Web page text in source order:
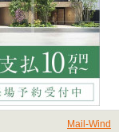
Mail-Wind